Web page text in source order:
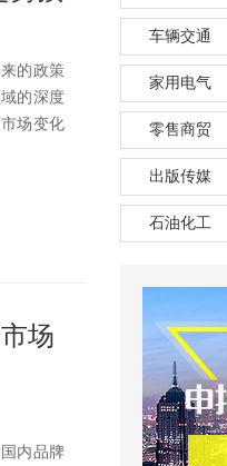
的政策
的深度
场变化
场
内品牌
车辆交通
家用电气
零售商贸
出版传媒
石油化工